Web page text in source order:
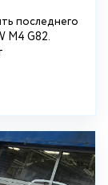
последнего
М4 G82.